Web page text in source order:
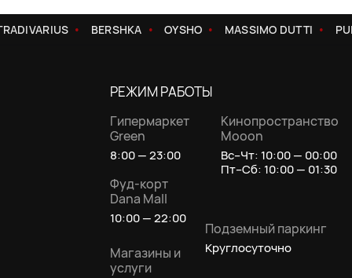
BERSHKA OYSHO MASSIMO DUTTI
РЕЖИМ РАБОТЫ
Гипермаркет
Green
8:00 — 23:00
Фуд-корт
Dana Mall
10:00 — 22:00
Магазины и
услуги
Подземный паркинг
Круглосуточно
Кинопространство
Mooon
Вс–Чт: 10:00 — 00:00
Пт–Сб: 10:00 — 01:30